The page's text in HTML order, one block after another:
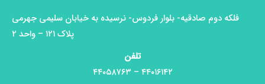
فلکه دوم صادقیه- بلوار فردوس- نرسیده به خیابان سلیمی جهرمی
پلاک ۱۲۱ – واحد ۲
تلفن
۴۴۰۱۶۱۴۲ – ۴۴۰۵۸۷۶۳